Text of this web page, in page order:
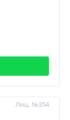
Лиц. №354